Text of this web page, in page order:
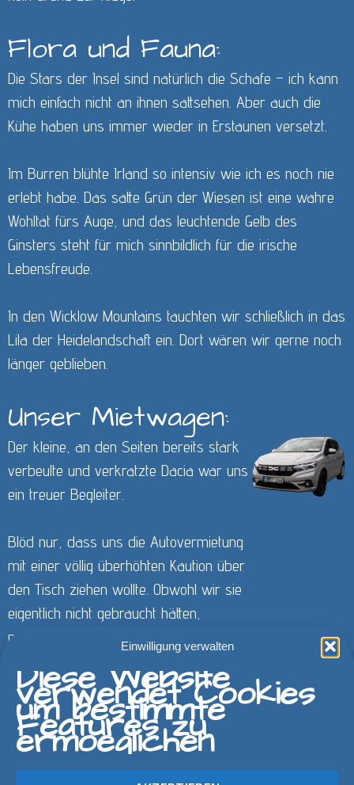
Einwilligung verwalten
Diese Website
verwendet Cookies
um bestimmte
Features zu
ermoeglichen
Flora und Fauna:
Die Stars der Insel sind natürlich die Schafe – ich kann
mich einfach nicht an ihnen sattsehen. Aber auch die
Kühe haben uns immer wieder in Erstaunen versetzt.
Im Burren blühte Irland so intensiv wie ich es noch nie
erlebt habe. Das satte Grün der Wiesen ist eine wahre
Wohltat fürs Auge, und das leuchtende Gelb des
Ginsters steht für mich sinnbildlich für die irische
Lebensfreude.
In den Wicklow Mountains tauchten wir schließlich in das
Lila der Heidelandschaft ein. Dort wären wir gerne noch
länger geblieben.
Unser Mietwagen:
Der kleine, an den Seiten bereits stark
verbeulte und verkratzte Dacia war uns
ein treuer Begleiter.
Blöd nur, dass uns die Autovermietung
mit einer völlig überhöhten Kaution über
den Tisch ziehen wollte. Obwohl wir sie
eigentlich nicht gebraucht hätten,
mussten wir zusätzlich eine
happens! So etwas passiert mir nur
einmal.
WEITER